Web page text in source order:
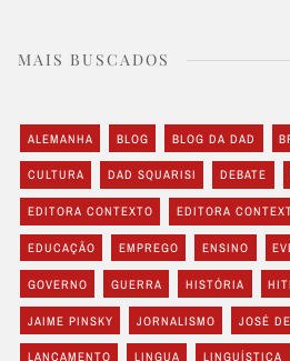
MAIS BUSCADOS
ALEMANHA BLOG BLOG DA DAD
CULTURA DAD SQUARISI DEBATE
EDITORA CONTEXTO EDITORA
EDUCAÇÃO EMPREGO ENSINO
GOVERNO GUERRA HISTÓRIA
JAIME PINSKY JORNALISMO JOSÉ
LANÇAMENTO LINGUA LINGUÍSTICA